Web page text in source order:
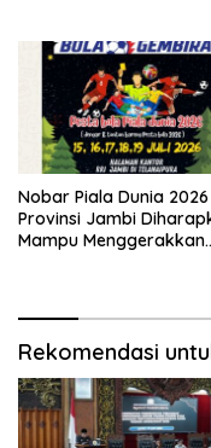
Nobar Piala Dunia
Provinsi Jambi
Mampu Menggerakkan
Rekomendasi